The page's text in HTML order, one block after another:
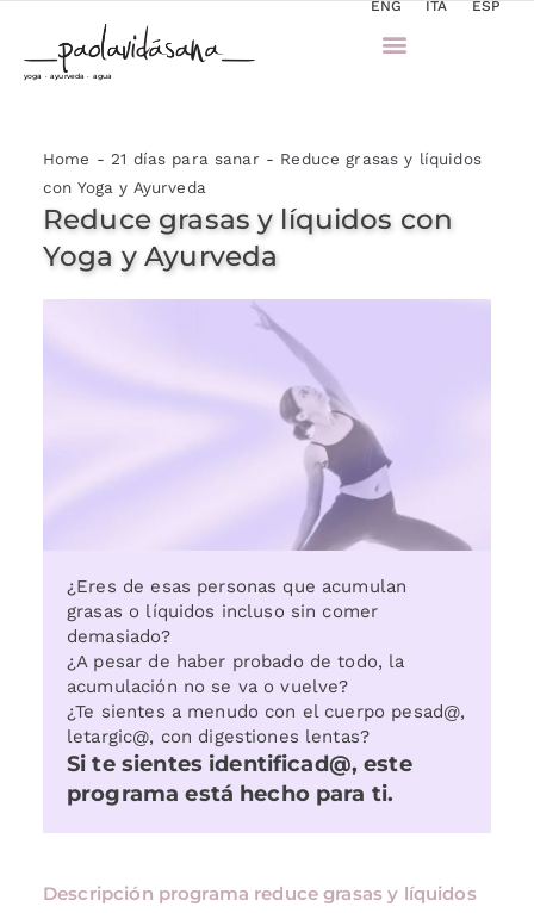
yoga · ayurveda · agua
ENG ITA ESP
Home -21 días para sanar - Reduce grasas y líquidos
con Yoga y Ayurveda
Reduce grasas y líquidos con
Yoga y Ayurveda
¿Eres de esas personas que acumulan
grasas o líquidos incluso sin comer
demasiado?
¿A pesar de haber probado de todo, la
acumulación no se va o vuelve?
¿Te sientes a menudo con el cuerpo pesad@,
letargic@, con digestiones lentas?
Si te sientes identificad@, este
programa está hecho para ti.
Descripción programa reduce grasas y líquidos